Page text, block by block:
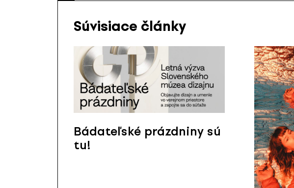
Súvisiace články
Bádateľské prázdniny sú
tu!